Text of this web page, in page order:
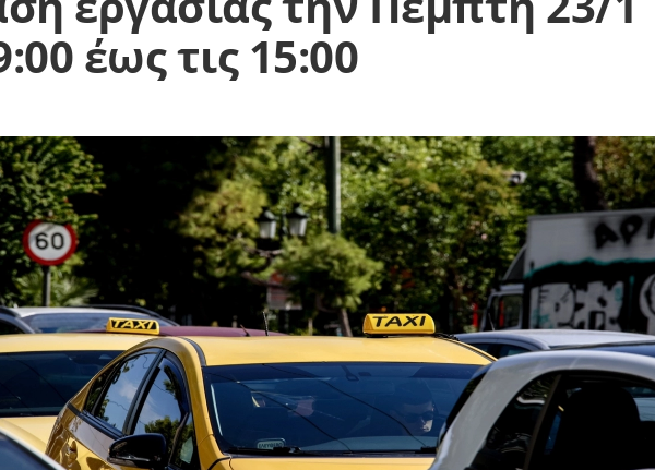
έως τις 15:00